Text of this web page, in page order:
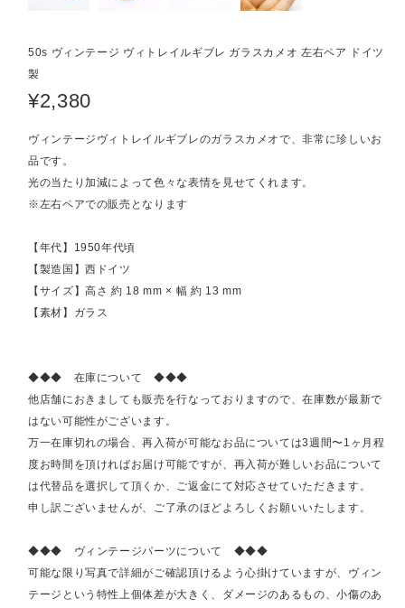
50s ヴィンテージ ヴィトレイルギブレ ガラスカメオ 左右ペア ドイツ
製
¥2,380
ヴィンテージヴィトレイルギブレのガラスカメオで、非常に珍しいお
品です。
光の当たり加減によって色々な表情を見せてくれます。
※左右ペアでの販売となります
【年代】1950年代頃
【製造国】西ドイツ
【サイズ】高さ 約 18 mm × 幅 約 13 mm
【素材】ガラス
◆◆◆ 在庫について ◆◆◆
他店舗におきましても販売を行なっておりますので、在庫数が最新で
はない可能性がございます。
万一在庫切れの場合、再入荷が可能なお品については3週間〜1ヶ月程
度お時間を頂ければお届け可能ですが、再入荷が難しいお品について
は代替品を選択して頂くか、ご返金にて対応させていただきます。
申し訳ございませんが、ご了承のほどよろしくお願いいたします。
◆◆◆ ヴィンテージパーツについて ◆◆◆
可能な限り写真で詳細がご確認頂けるよう心掛けていますが、ヴィン
テージという特性上個体差が大きく、ダメージのあるもの、小傷のあ